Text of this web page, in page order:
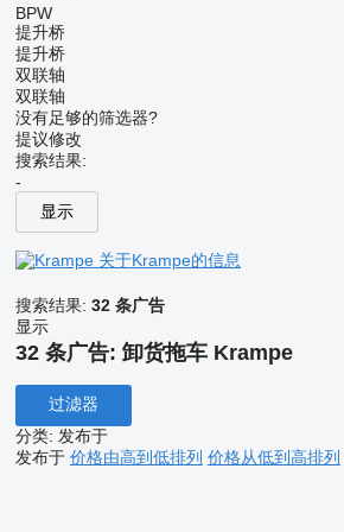
BPW
提升桥
提升桥
双联轴
双联轴
没有足够的筛选器?
提议修改
搜索结果:
-
显示
关于Krampe的信息
搜索结果: 32 条广告
显示
32 条广告: 卸货拖车 Krampe
过滤器
分类: 发布于
发布于 价格由高到低排列 价格从低到高排列